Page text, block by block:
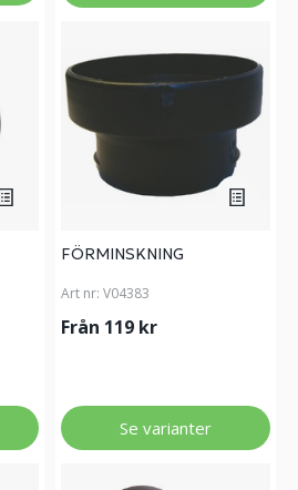
FÖRMINSKNING
Art nr: V04383
Från 119 kr
Se varianter